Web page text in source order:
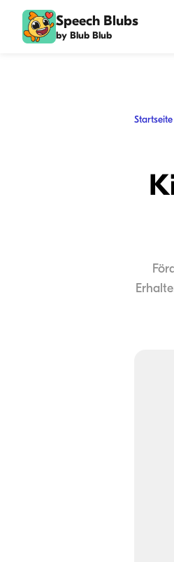
Speech Blubs
by Blub Blub
Startseite